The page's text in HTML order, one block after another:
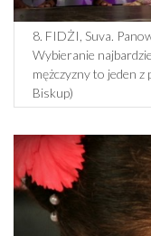
8. FIDŻI, Suva.
Wybieranie
mężczyzny to jeden
Biskup)